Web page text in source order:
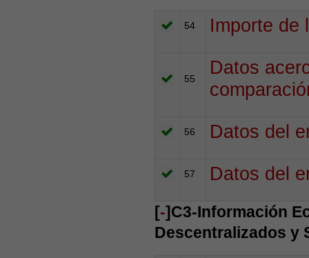
54 Importe de
55
Datos
56 Datos del
57 Datos del
[-]C3-Información
Descentralizados y